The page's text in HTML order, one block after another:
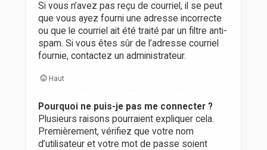
Si vous n’avez pas reçu de courriel, il se peut
que vous ayez fourni une adresse incorrecte
ou que le courriel ait été traité par un filtre anti-
spam. Si vous êtes sûr de l’adresse courriel
fournie, contactez un administrateur.
Haut
Pourquoi ne puis-je pas me connecter ?
Plusieurs raisons pourraient expliquer cela.
Premièrement, vérifiez que votre nom
d’utilisateur et votre mot de passe soient